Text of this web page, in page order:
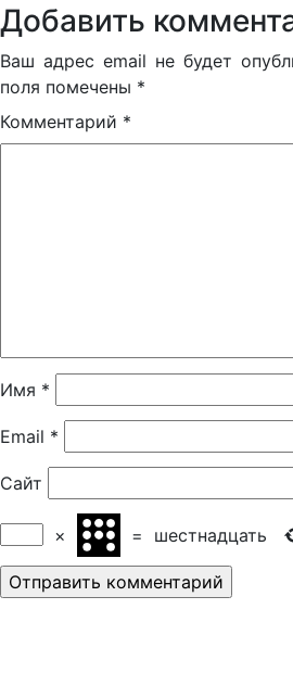
Добавить
Ваш адрес email не будет
поля помечены *
Комментарий *
Имя *
Email *
Сайт
× = шестнадцать